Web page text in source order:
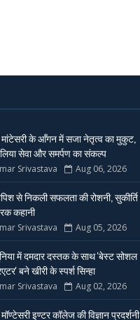
मांटेसरी के आँगन में सजा नेतृत्व का मुकुट,
सेवा और समर्पण का संकल्प
Srivastava Aug 06, 2026
से निकली सफलता की रोशनी, सुकीर्ति
कहानी
Srivastava Aug 05, 2026
में दमदार दस्तक के साथ 'बेस्ट सोशल
बने खीरी के स्पर्श सिन्हा
Srivastava Aug 02, 2026
इण्टर कॉलेज की विज्ञान प्रदर्शनी